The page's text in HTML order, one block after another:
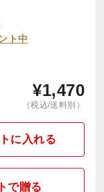
ト中
¥1,470
（税込/送料別）
に入れる
で贈る